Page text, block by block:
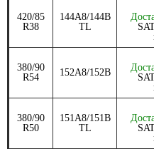
420/85
R38
144A8/144B
TL
380/90
R54
152A8/152B
380/90
R50
151A8/151B
TL